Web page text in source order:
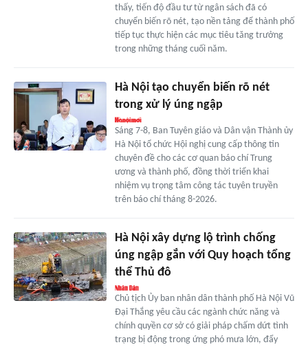
thấy, tiến độ đầu tư từ ngân sách đã có
chuyển biến rõ nét, tạo nền tảng để thành phố
tiếp tục thực hiện các mục tiêu tăng trưởng
trong những tháng cuối năm.
Hà Nội tạo chuyển biến rõ nét
trong xử lý úng ngập
Sáng 7-8, Ban Tuyên giáo và Dân vận Thành ủy
Hà Nội tổ chức Hội nghị cung cấp thông tin
chuyên đề cho các cơ quan báo chí Trung
ương và thành phố, đồng thời triển khai
nhiệm vụ trọng tâm công tác tuyên truyền
trên báo chí tháng 8-2026.
Hà Nội xây dựng lộ trình chống
úng ngập gắn với Quy hoạch tổng
thể Thủ đô
Chủ tịch Ủy ban nhân dân thành phố Hà Nội Vũ
Đại Thắng yêu cầu các ngành chức năng và
chính quyền cơ sở có giải pháp chấm dứt tình
trạng bị động trong ứng phó mưa lớn, đẩy